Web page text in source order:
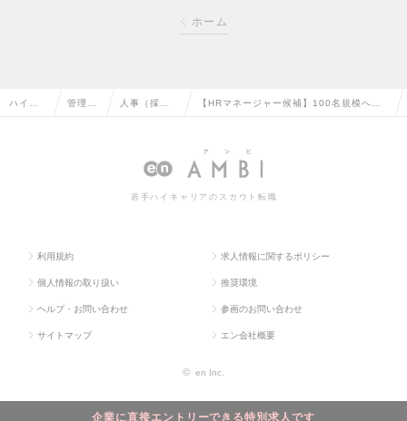
ホーム
企業に直接エントリーできる特別求人です
ハイク 管理部 人事（採
ど）の転職
【HRマネージャー候補】100名規模への
クス可の求人情報
若手ハイキャリアのスカウト転職
利用規約 求人情報に関するポリシー
個人情報の取り扱い 推奨環境
ヘルプ・お問い合わせ 参画のお問い合わせ
サイトマップ エン会社概要
© en Inc.